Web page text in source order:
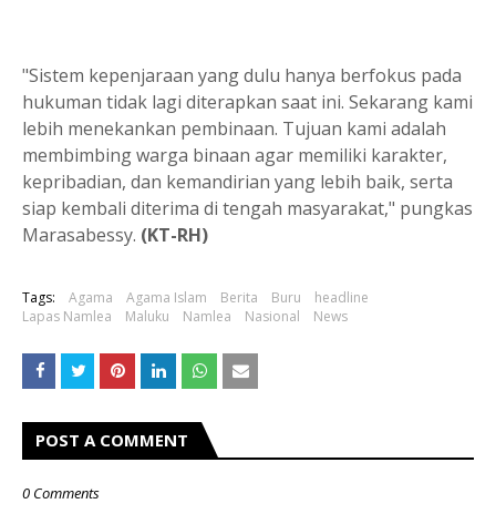
"Sistem kepenjaraan yang dulu hanya berfokus pada
hukuman tidak lagi diterapkan saat ini. Sekarang kami
lebih menekankan pembinaan. Tujuan kami adalah
membimbing warga binaan agar memiliki karakter,
kepribadian, dan kemandirian yang lebih baik, serta
siap kembali diterima di tengah masyarakat," pungkas
Marasabessy. (KT-RH)
Tags: Agama Agama Islam Berita Buru
headline
Lapas Namlea
Maluku Namlea Nasional News
POST A COMMENT
0 Comments